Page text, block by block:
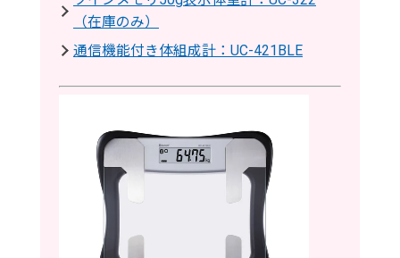
（在庫のみ）
通信機能付き体組成計：UC-421BLE